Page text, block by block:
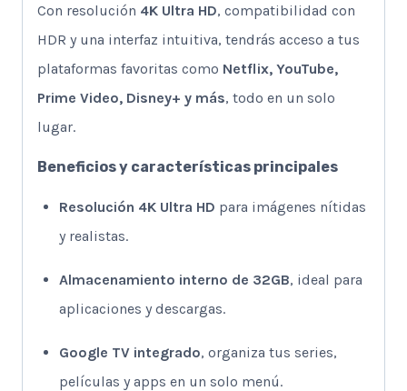
Con resolución 4K Ultra HD, compatibilidad con
HDR y una interfaz intuitiva, tendrás acceso a tus
plataformas favoritas como Netflix, YouTube,
Prime Video, Disney+ y más, todo en un solo
lugar.
Beneficios y características principales
Resolución 4K Ultra HD para imágenes nítidas
y realistas.
Almacenamiento interno de 32GB, ideal para
aplicaciones y descargas.
Google TV integrado, organiza tus series,
películas y apps en un solo menú.